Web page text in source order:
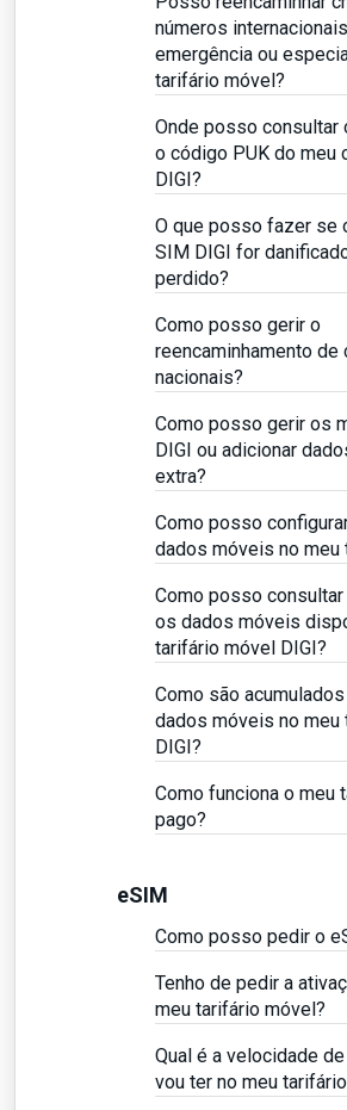
números
emergência ou
tarifário móvel?
Onde posso consultar
o código PUK do meu
DIGI?
O que posso fazer se
SIM DIGI for
perdido?
Como posso gerir o
reencaminhamento de
nacionais?
Como posso gerir os
DIGI ou adicionar
extra?
Como posso
dados móveis no meu
Como posso
os dados móveis
tarifário móvel DIGI?
Como são
dados móveis no
DIGI?
Como funciona o meu
pago?
eSIM
Como posso pedir o
Tenho de pedir a
meu tarifário móvel?
Qual é a velocidade
vou ter no meu